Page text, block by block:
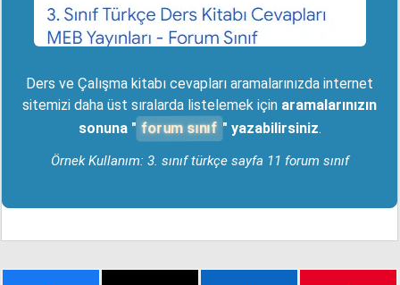
Ders ve Çalışma kitabı cevapları aramalarınızda internet
sitemizi daha üst sıralarda listelemek için aramalarınızın
sonuna " forum sınıf " yazabilirsiniz.
Örnek Kullanım: 3. sınıf türkçe sayfa 11 forum sınıf